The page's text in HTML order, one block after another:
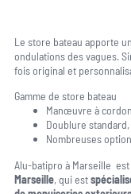
Le store bateau apporte
ondulations des vagues.
fois original et
Gamme de store bateau
Manœuvre à
Doublure
Nombreuses
Alu-batipro à Marseille
Marseille, qui est